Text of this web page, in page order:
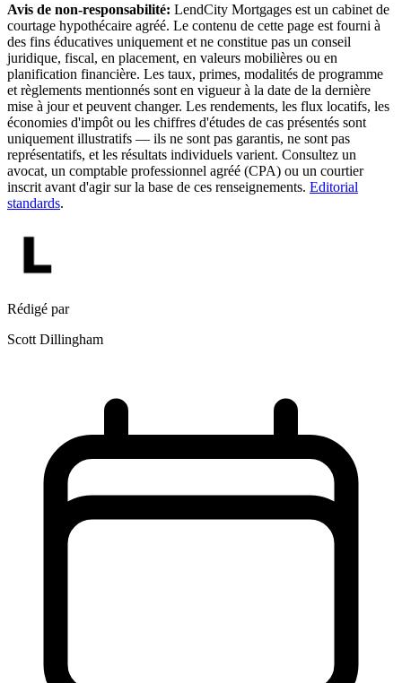
Avis de non-responsabilité: LendCity Mortgages est un cabinet de
courtage hypothécaire agréé. Le contenu de cette page est fourni à
des fins éducatives uniquement et ne constitue pas un conseil
juridique, fiscal, en placement, en valeurs mobilières ou en
planification financière. Les taux, primes, modalités de programme
et règlements mentionnés sont en vigueur à la date de la dernière
mise à jour et peuvent changer. Les rendements, les flux locatifs, les
économies d'impôt ou les chiffres d'études de cas présentés sont
uniquement illustratifs — ils ne sont pas garantis, ne sont pas
représentatifs, et les résultats individuels varient. Consultez un
avocat, un comptable professionnel agréé (CPA) ou un courtier
inscrit avant d'agir sur la base de ces renseignements. Editorial
standards.
Rédigé par
Scott Dillingham